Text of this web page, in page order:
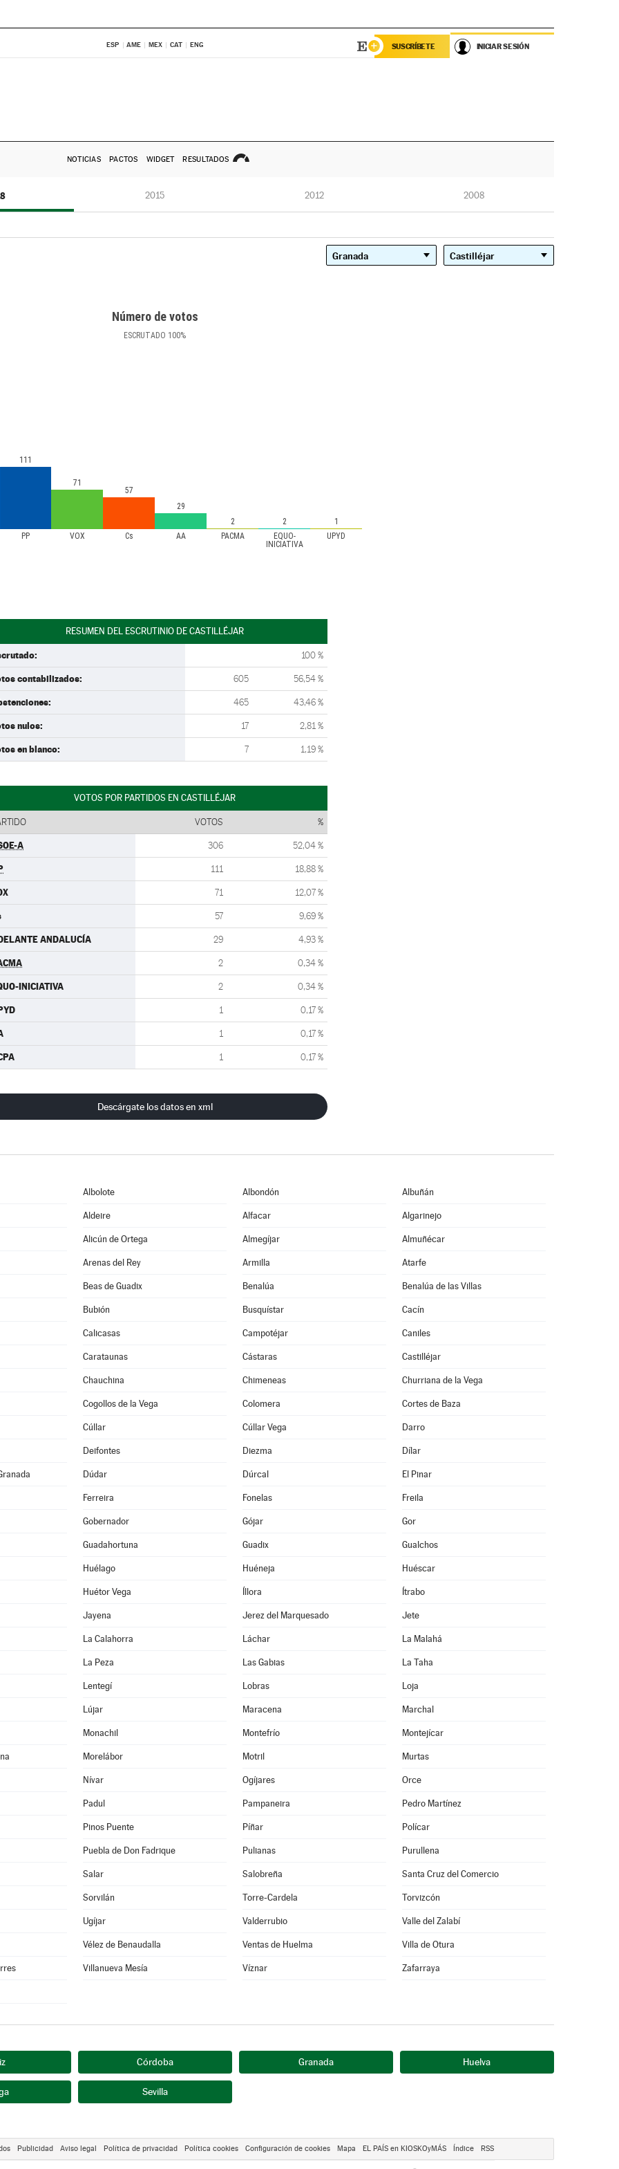
ESP AME MEX CAT ENG SUSCRÍBETE INICIAR SESIÓN
NOTICIAS PACTOS WIDGET RESULTADOS
2015 2012 2008
Número de votos
ESCRUTADO 100%
PP VOX Cs AA PACMA
EQUO-
INICIATIVA
UPYD
111
71
57
29
2
2 1
RESUMEN DEL ESCRUTINIO DE CASTILLÉJAR
100 %
contabilizados: 605 56,54 %
465 43,46 %
nulos: 17 2,81 %
en blanco: 7 1,19 %
VOTOS POR PARTIDOS EN CASTILLÉJAR
VOTOS %
A 306 52,04 %
111 18,88 %
71 12,07 %
57 9,69 %
ANDALUCÍA 29 4,93 %
2 0,34 %
INICIATIVA 2 0,34 %
1 0,17 %
1 0,17 %
1 0,17 %
Descárgate los datos en xml
Albolote Albondón Albuñán
Aldeire Alfacar Algarinejo
Alicún de Ortega Almegíjar Almuñécar
Arenas del Rey Armilla Atarfe
Beas de Guadix Benalúa Benalúa de las Villas
Bubión Busquístar Cacín
Calicasas Campotéjar Caniles
Carataunas Cástaras Castilléjar
Chauchina Chimeneas Churriana de la Vega
Cogollos de la Vega Colomera Cortes de Baza
Cúllar Cúllar Vega Darro
Deifontes Diezma Dílar
Dúdar Dúrcal El Pinar
Ferreira Fonelas Freila
Gobernador Gójar Gor
Guadahortuna Guadix Gualchos
Huélago Huéneja Huéscar
Huétor Vega Íllora Ítrabo
Jayena Jerez del Marquesado Jete
La Calahorra Láchar La Malahá
La Peza Las Gabias La Taha
Lentegí Lobras Loja
Lújar Maracena Marchal
Monachil Montefrío Montejícar
Morelábor Motril Murtas
Nívar Ogíjares Orce
Padul Pampaneira Pedro Martínez
Pinos Puente Píñar Polícar
Puebla de Don Fadrique Pulianas Purullena
Salar Salobreña Santa Cruz del Comercio
Sorvilán Torre-Cardela Torvizcón
Ugíjar Valderrubio Valle del Zalabí
Vélez de Benaudalla Ventas de Huelma Villa de Otura
Villanueva Mesía Víznar Zafarraya
Córdoba Granada Huelva
Sevilla
Publicidad Aviso legal Política de privacidad Política cookies Configuración de cookies Mapa EL PAÍS en KIOSKOyMÁS Índice RSS